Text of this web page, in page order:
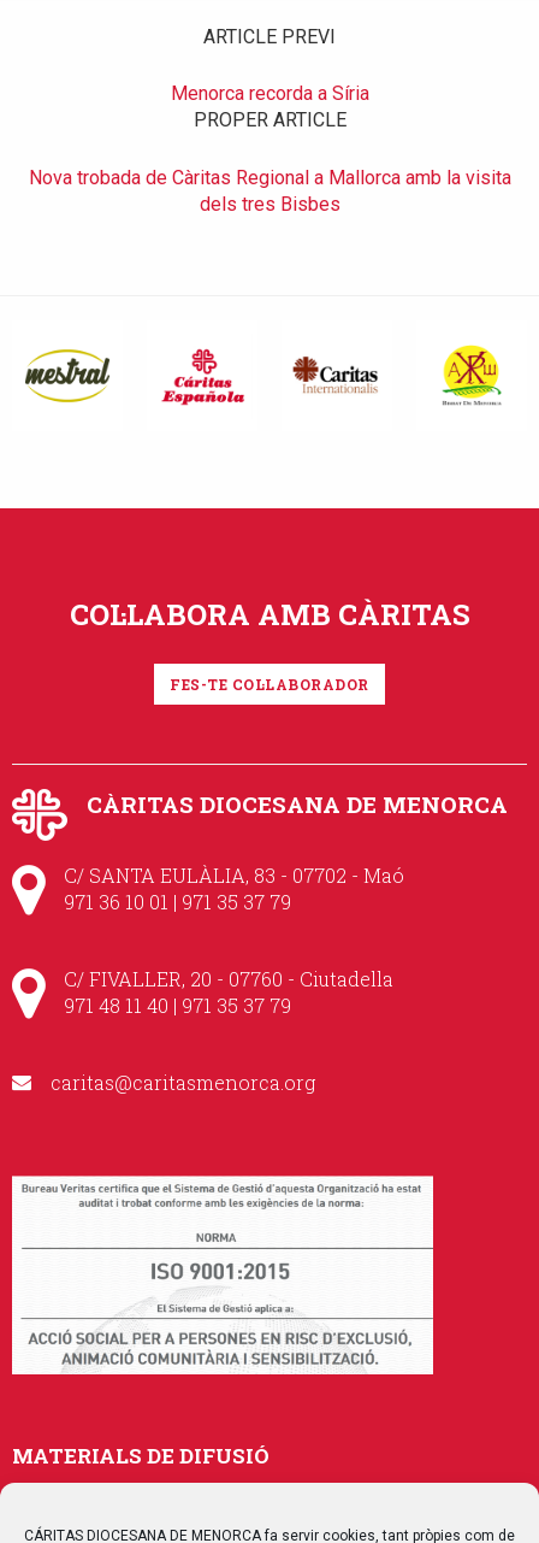
CÁRITAS DIOCESANA DE MENORCA fa servir cookies, tant pròpies com de
ARTICLE PREVI
Menorca recorda a Síria
PROPER ARTICLE
Nova trobada de Càritas Regional a Mallorca amb la visita
dels tres Bisbes
COL·LABORA AMB CÀRITAS
FES-TE COL·LABORADOR
CÀRITAS DIOCESANA DE MENORCA
C/ SANTA EULÀLIA, 83 - 07702 - Maó
971 36 10 01 | 971 35 37 79
C/ FIVALLER, 20 - 07760 - Ciutadella
971 48 11 40 | 971 35 37 79
caritas@caritasmenorca.org
MATERIALS DE DIFUSIÓ
Publicacions